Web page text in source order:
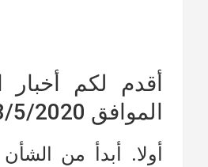
أقدم لكم أخبار
الموافق 8/5/2020